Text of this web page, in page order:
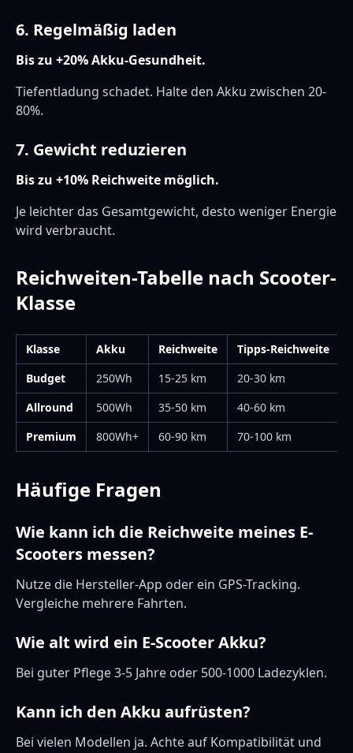
6. Regelmäßig laden
Bis zu +20% Akku-Gesundheit.
Tiefentladung schadet. Halte den Akku zwischen 20-
80%.
7. Gewicht reduzieren
Bis zu +10% Reichweite möglich.
Je leichter das Gesamtgewicht, desto weniger Energie
wird verbraucht.
Reichweiten-Tabelle nach Scooter-
Klasse
Klasse Akku Reichweite
Tipps-Reichweite
Budget
250Wh 15-25 km
20-30 km
Allround
500Wh 35-50 km
40-60 km
Premium
800Wh+ 60-90 km 70-100 km
Häufige Fragen
Wie kann ich die Reichweite meines E-
Scooters messen?
Nutze die Hersteller-App oder ein GPS-Tracking.
Vergleiche mehrere Fahrten.
Wie alt wird ein E-Scooter Akku?
Bei guter Pflege 3-5 Jahre oder 500-1000 Ladezyklen.
Kann ich den Akku aufrüsten?
Bei vielen Modellen ja. Achte auf Kompatibilität und